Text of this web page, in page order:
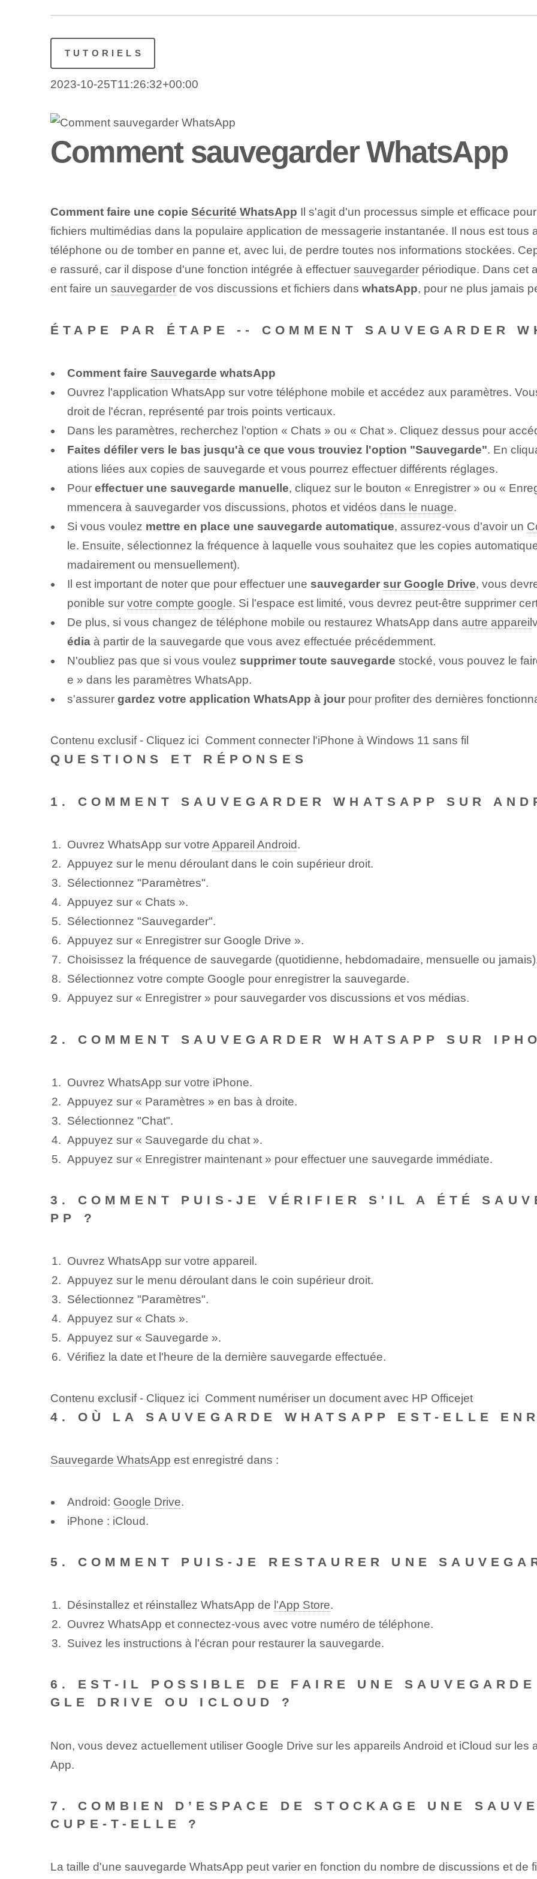
TUTORIELS
2023-10-25T11:26:32+00:00
Comment sauvegarder WhatsApp
Comment faire une copie Sécurité WhatsApp Il s'agit d'un processus simple et efficace
fichiers multimédias dans la populaire application de messagerie instantanée. Il nous est tous
téléphone ou de tomber en panne et, avec lui, de perdre toutes nos informations stockées.
e rassuré, car il dispose d'une fonction intégrée à effectuer sauvegarderpériodique. Dans cet
ent faire un sauvegarderde vos discussions et fichiers dans whatsApp, pour ne plus jamais
ÉTAPE PAR ÉTAPE -- COMMENT SAUVEGARDER
Comment faire Sauvegarde whatsApp
Ouvrez l'application WhatsApp sur votre téléphone mobile et accédez aux paramètres.
droit de l'écran, représenté par trois points verticaux.
Dans les paramètres, recherchez l’option « Chats » ou « Chat ». Cliquez dessus pour
Faites défiler vers le bas jusqu'à ce que vous trouviez l'option "Sauvegarde". En
ations liées aux copies de sauvegarde et vous pourrez effectuer différents réglages.
Pour effectuer une sauvegarde manuelle, cliquez sur le bouton « Enregistrer » ou «
mmencera à sauvegarder vos discussions, photos et vidéos dans le nuage.
Si vous voulez mettre en place une sauvegarde automatique, assurez-vous d'avoir un
le. Ensuite, sélectionnez la fréquence à laquelle vous souhaitez que les copies
madairement ou mensuellement).
Il est important de noter que pour effectuer une sauvegarder sur Google Drive, vous
ponible sur votre compte google. Si l'espace est limité, vous devrez peut-être supprimer
De plus, si vous changez de téléphone mobile ou restaurez WhatsApp dans autre appareil
édiaà partir de la sauvegarde que vous avez effectuée précédemment.
N'oubliez pas que si vous voulez supprimer toute sauvegarde stocké, vous pouvez le
e » dans les paramètres WhatsApp.
s'assurer gardez votre application WhatsApp à jourpour profiter des dernières
Contenu exclusif - Cliquez ici Comment connecter l'iPhone à Windows 11 sans fil
QUESTIONS ET RÉPONSES
1. COMMENT SAUVEGARDER WHATSAPP SUR
Ouvrez WhatsApp sur votre Appareil Android.
Appuyez sur le menu déroulant dans le coin supérieur droit.
Sélectionnez "Paramètres".
Appuyez sur « Chats ».
Sélectionnez "Sauvegarder".
Appuyez sur « Enregistrer sur Google Drive ».
Choisissez la fréquence de sauvegarde (quotidienne, hebdomadaire, mensuelle ou
Sélectionnez votre compte Google pour enregistrer la sauvegarde.
Appuyez sur « Enregistrer » pour sauvegarder vos discussions et vos médias.
2. COMMENT SAUVEGARDER WHATSAPP SUR
Ouvrez WhatsApp sur votre iPhone.
Appuyez sur « Paramètres » en bas à droite.
Sélectionnez "Chat".
Appuyez sur « Sauvegarde du chat ».
Appuyez sur « Enregistrer maintenant » pour effectuer une sauvegarde immédiate.
3. COMMENT PUIS-JE VÉRIFIER S'IL A ÉTÉ
PP ?
Ouvrez WhatsApp sur votre appareil.
Appuyez sur le menu déroulant dans le coin supérieur droit.
Sélectionnez "Paramètres".
Appuyez sur « Chats ».
Appuyez sur « Sauvegarde ».
Vérifiez la date et l'heure de la dernière sauvegarde effectuée.
Contenu exclusif - Cliquez ici Comment numériser un document avec HP Officejet
4. OÙ LA SAUVEGARDE WHATSAPP EST-ELLE
Sauvegarde WhatsApp est enregistré dans :
Android: Google Drive.
iPhone : iCloud.
5. COMMENT PUIS-JE RESTAURER UNE
Désinstallez et réinstallez WhatsApp de l'App Store.
Ouvrez WhatsApp et connectez-vous avec votre numéro de téléphone.
Suivez les instructions à l'écran pour restaurer la sauvegarde.
6. EST-IL POSSIBLE DE FAIRE UNE
GLE DRIVE OU ICLOUD ?
Non, vous devez actuellement utiliser Google Drive sur les appareils Android et iCloud sur
App.
7. COMBIEN D’ESPACE DE STOCKAGE UNE
CUPE-T-ELLE ?
La taille d'une sauvegarde WhatsApp peut varier en fonction du nombre de discussions et de